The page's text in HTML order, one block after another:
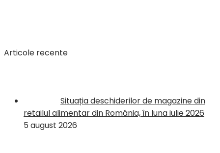
Articole recente
Situația deschiderilor de magazine din
retailul alimentar din România, în luna iulie 2026
5 august 2026